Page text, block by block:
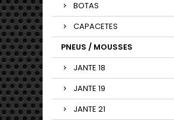
BOTAS
CAPACETES
PNEUS / MOUSSES
JANTE 18
JANTE 19
JANTE 21